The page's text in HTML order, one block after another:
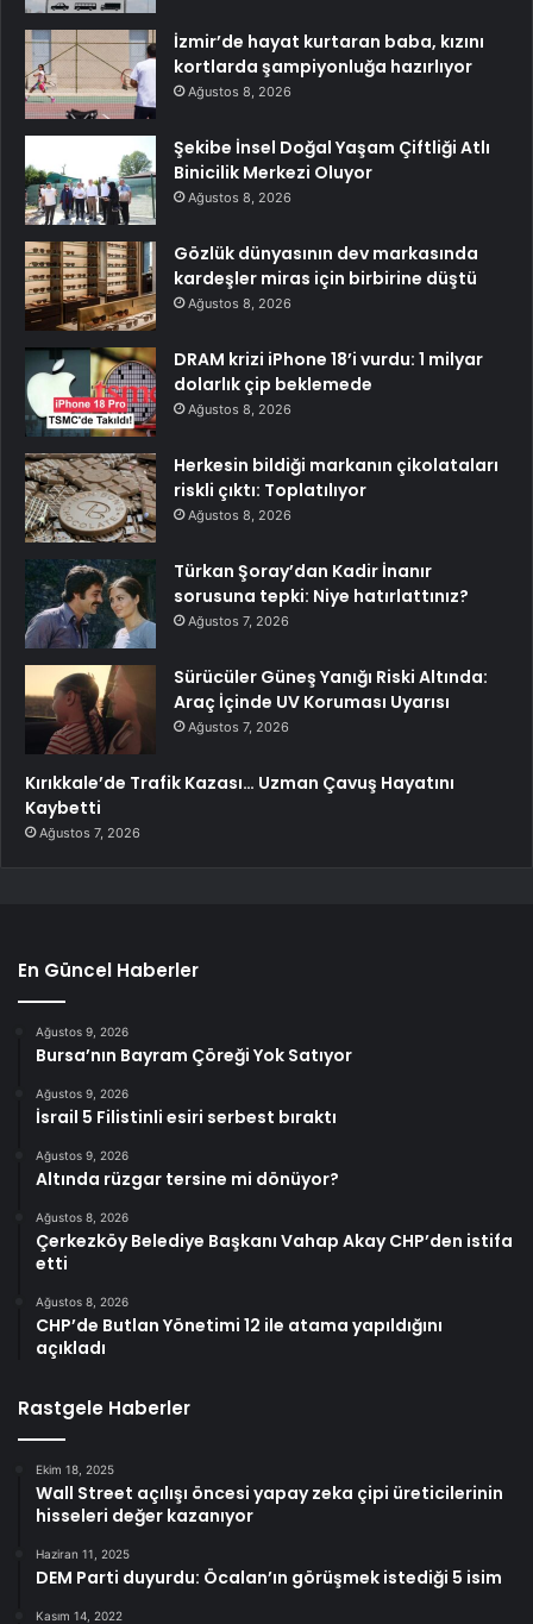
İzmir’de hayat kurtaran baba, kızını
kortlarda şampiyonluğa hazırlıyor
Ağustos 8, 2026
Şekibe İnsel Doğal Yaşam Çiftliği Atlı
Binicilik Merkezi Oluyor
Ağustos 8, 2026
Gözlük dünyasının dev markasında
kardeşler miras için birbirine düştü
Ağustos 8, 2026
DRAM krizi iPhone 18’i vurdu: 1 milyar
dolarlık çip beklemede
Ağustos 8, 2026
Herkesin bildiği markanın çikolataları
riskli çıktı: Toplatılıyor
Ağustos 8, 2026
Türkan Şoray’dan Kadir İnanır
sorusuna tepki: Niye hatırlattınız?
Ağustos 7, 2026
Sürücüler Güneş Yanığı Riski Altında:
Araç İçinde UV Koruması Uyarısı
Ağustos 7, 2026
Kırıkkale’de Trafik Kazası… Uzman Çavuş Hayatını
Kaybetti
Ağustos 7, 2026
En Güncel Haberler
Ağustos 9, 2026
Bursa’nın Bayram Çöreği Yok Satıyor
Ağustos 9, 2026
İsrail 5 Filistinli esiri serbest bıraktı
Ağustos 9, 2026
Altında rüzgar tersine mi dönüyor?
Ağustos 8, 2026
Çerkezköy Belediye Başkanı Vahap Akay CHP’den istifa
etti
Ağustos 8, 2026
CHP’de Butlan Yönetimi 12 ile atama yapıldığını
açıkladı
Rastgele Haberler
Ekim 18, 2025
Wall Street açılışı öncesi yapay zeka çipi üreticilerinin
hisseleri değer kazanıyor
Haziran 11, 2025
DEM Parti duyurdu: Öcalan’ın görüşmek istediği 5 isim
Kasım 14, 2022